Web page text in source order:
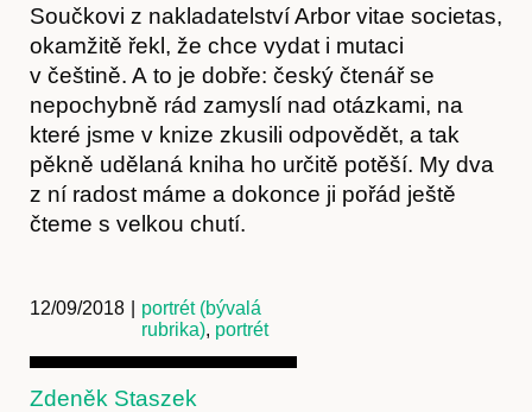
Předplatné
Součkovi z nakladatelství Arbor vitae societas,
okamžitě řekl, že chce vydat i mutaci
v češtině. A to je dobře: český čtenář se
nepochybně rád zamyslí nad otázkami, na
které jsme v knize zkusili odpovědět, a tak
pěkně udělaná kniha ho určitě potěší. My dva
z ní radost máme a dokonce ji pořád ještě
čteme s velkou chutí.
12/09/2018
portrét (bývalá
rubrika), portrét
Zdeněk Staszek